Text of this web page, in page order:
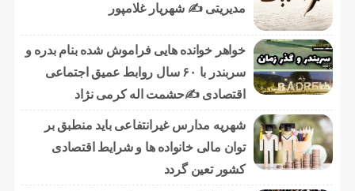
مدیریتی ✍ شهریار غلامپور
خواهر خوانده هایی فراموش شده بنام بدره و
سربندر با ۶۰ سال روابط عمیق اجتماعی
اقتصادی ✍حشمت اله کرمی نژاد
شهریه مدارس غیرانتفاعی باید منطبق بر
توان مالی خانواده ها و شرایط اقتصادی
کشور تعین گردد